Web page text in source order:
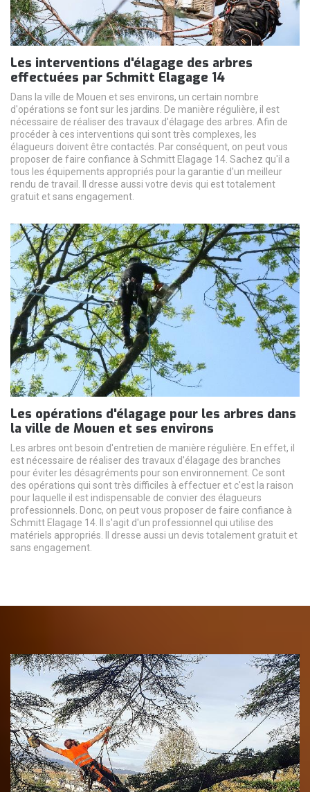
Les interventions d'élagage des arbres
effectuées par Schmitt Elagage 14
Dans la ville de Mouen et ses environs, un certain nombre
d'opérations se font sur les jardins. De manière régulière, il est
nécessaire de réaliser des travaux d'élagage des arbres. Afin de
procéder à ces interventions qui sont très complexes, les
élagueurs doivent être contactés. Par conséquent, on peut vous
proposer de faire confiance à Schmitt Elagage 14. Sachez qu'il a
tous les équipements appropriés pour la garantie d'un meilleur
rendu de travail. Il dresse aussi votre devis qui est totalement
gratuit et sans engagement.
Les opérations d'élagage pour les arbres dans
la ville de Mouen et ses environs
Les arbres ont besoin d'entretien de manière régulière. En effet, il
est nécessaire de réaliser des travaux d'élagage des branches
pour éviter les désagréments pour son environnement. Ce sont
des opérations qui sont très difficiles à effectuer et c'est la raison
pour laquelle il est indispensable de convier des élagueurs
professionnels. Donc, on peut vous proposer de faire confiance à
Schmitt Elagage 14. Il s'agit d'un professionnel qui utilise des
matériels appropriés. Il dresse aussi un devis totalement gratuit et
sans engagement.